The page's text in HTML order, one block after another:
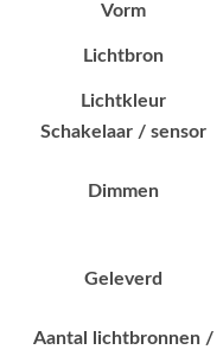
Vorm
Lichtbron
Lichtkleur
Schakelaar / sensor
Dimmen
Geleverd
Aantal lichtbronnen /